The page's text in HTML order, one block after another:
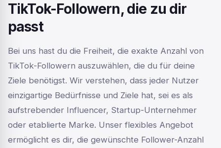
TikTok-Followern, die zu dir
passt
Bei uns hast du die Freiheit, die exakte Anzahl von
TikTok-Followern auszuwählen, die du für deine
Ziele benötigst. Wir verstehen, dass jeder Nutzer
einzigartige Bedürfnisse und Ziele hat, sei es als
aufstrebender Influencer, Startup-Unternehmer
oder etablierte Marke. Unser flexibles Angebot
ermöglicht es dir, die gewünschte Follower-Anzahl